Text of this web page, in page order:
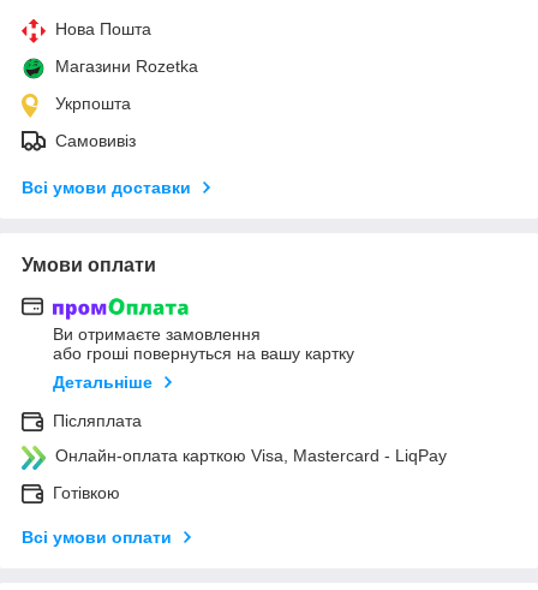
Нова Пошта
Магазини Rozetka
Укрпошта
Самовивіз
Всі умови доставки
Умови оплати
Ви отримаєте замовлення
або гроші повернуться на вашу картку
Детальніше
Післяплата
Онлайн-оплата карткою Visa, Mastercard - LiqPay
Готівкою
Всі умови оплати